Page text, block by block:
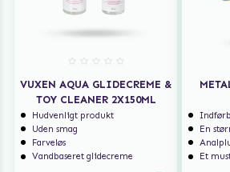
VUXEN AQUA GLIDECREME &
TOY CLEANER 2X150ML
Hudvenligt produkt
Uden smag
Farveløs
Vandbaseret glidecreme
En større
Et must for